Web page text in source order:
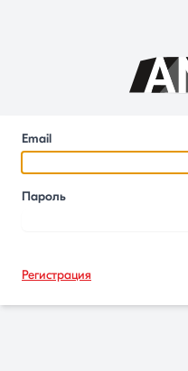
Email
Пароль
Регистрация